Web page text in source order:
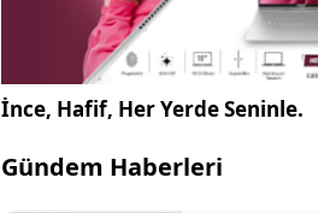
İnce, Hafif, Her Yerde Seninle.
Gündem Haberleri